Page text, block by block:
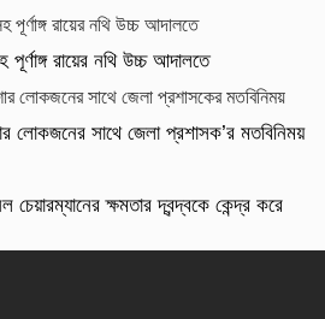
পূর্ণাঙ্গ রায়ের নথি উচ্চ আদালতে
লোকজনের সাথে জেলা প্রশাসক’র মতবিনিময়
চেয়ারম্যানের ক্ষমতার দ্বন্দ্বকে কেন্দ্র করে